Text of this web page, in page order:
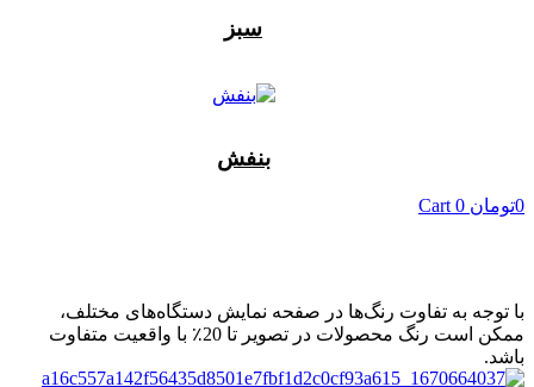
سبز
بنفش
0تومان 0
Cart
با توجه به تفاوت رنگ‌ها در صفحه نمایش دستگاه‌های مختلف،
ممکن است رنگ محصولات در تصویر تا 20٪ با واقعیت متفاوت
باشد.